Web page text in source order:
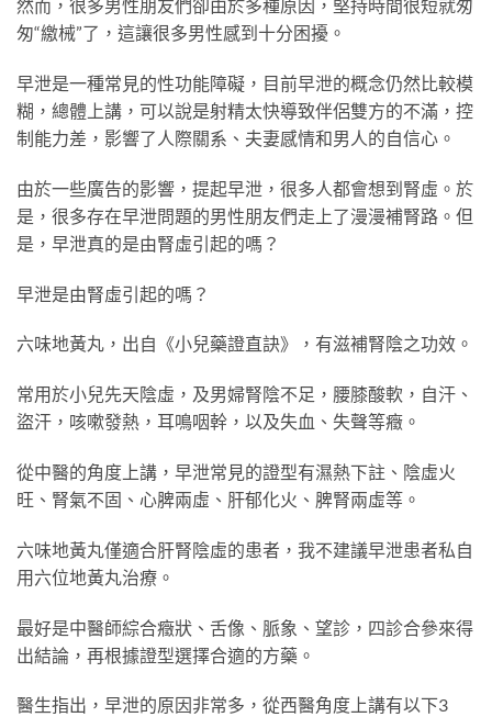
然而，很多男性朋友們卻由於多種原因，堅持時間很短就匆
匆“繳械”了，這讓很多男性感到十分困擾。
早泄是一種常見的性功能障礙，目前早泄的概念仍然比較模
糊，總體上講，可以說是射精太快導致伴侶雙方的不滿，控
制能力差，影響了人際關系、夫妻感情和男人的自信心。
由於一些廣告的影響，提起早泄，很多人都會想到腎虛。於
是，很多存在早泄問題的男性朋友們走上了漫漫補腎路。但
是，早泄真的是由腎虛引起的嗎？
早泄是由腎虛引起的嗎？
六味地黃丸，出自《小兒藥證直訣》，有滋補腎陰之功效。
常用於小兒先天陰虛，及男婦腎陰不足，腰膝酸軟，自汗、
盜汗，咳嗽發熱，耳鳴咽幹，以及失血、失聲等癥。
從中醫的角度上講，早泄常見的證型有濕熱下註、陰虛火
旺、腎氣不固、心脾兩虛、肝郁化火、脾腎兩虛等。
六味地黃丸僅適合肝腎陰虛的患者，我不建議早泄患者私自
用六位地黃丸治療。
最好是中醫師綜合癥狀、舌像、脈象、望診，四診合參來得
出結論，再根據證型選擇合適的方藥。
醫生指出，早泄的原因非常多，從西醫角度上講有以下3